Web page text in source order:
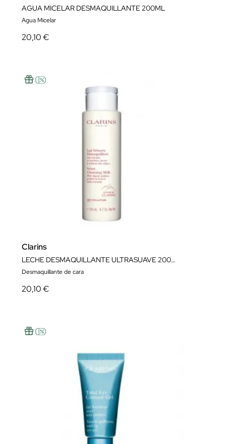
AGUA MICELAR DESMAQUILLANTE 200ML
Agua Micelar
20,10 €
Clarins
LECHE DESMAQUILLANTE ULTRASUAVE 200ML
Desmaquillante de cara
20,10 €